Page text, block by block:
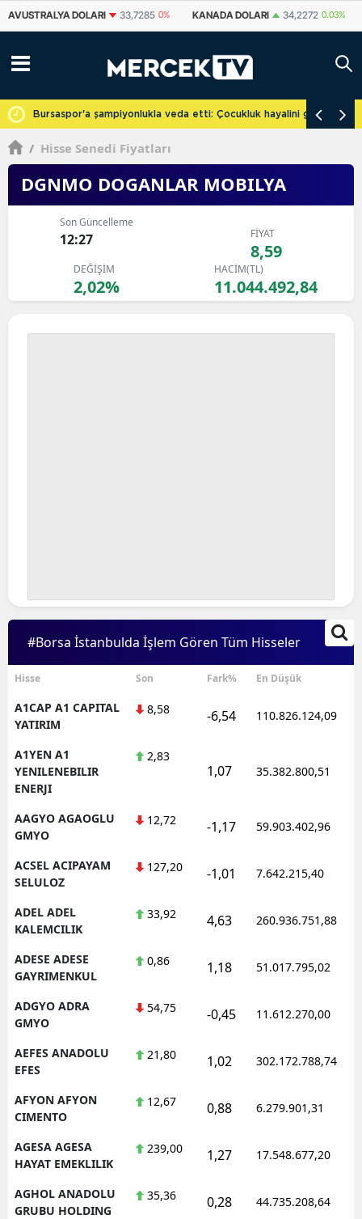
KANADA DOLARI 34,2272 0.03% İSVIÇRE FRANKI 59,0594 -0.03%
Bursaspor'a şampiyonlukla veda etti: Çocukluk hayalini
/ Hisse Senedi Fiyatları
DGNMO DOGANLAR MOBILYA
Son Güncelleme
12:27 FİYAT
8,59
DEĞİŞİM
2,02%
HACİM(TL)
11.044.492,84
#Borsa İstanbulda İşlem Gören Tüm Hisseler
Hisse Son Fark% En Düşük
A1CAP A1 CAPITAL
YATIRIM
8,58 -6,54 110.826.124,09
A1YEN A1
YENILENEBILIR
ENERJI
2,83
1,07 35.382.800,51
AAGYO AGAOGLU
GMYO
12,72 -1,17 59.903.402,96
ACSEL ACIPAYAM
SELULOZ
127,20 -1,01 7.642.215,40
ADEL ADEL
KALEMCILIK
33,92 4,63 260.936.751,88
ADESE ADESE
GAYRIMENKUL
0,86 1,18 51.017.795,02
ADGYO ADRA
GMYO
54,75 -0,45 11.612.270,00
AEFES ANADOLU
EFES
21,80 1,02 302.172.788,74
AFYON AFYON
CIMENTO
12,67 0,88 6.279.901,31
AGESA AGESA
HAYAT EMEKLILIK
239,00 1,27 17.548.677,20
AGHOL ANADOLU
GRUBU HOLDING
35,36 0,28 44.735.208,64